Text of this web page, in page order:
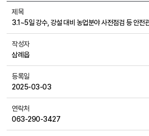
제목
3.1~5일 강수, 강설 대비 농업분야 사전점검 등 안전
작성자
삼례읍
등록일
2025-03-03
연락처
063-290-3427